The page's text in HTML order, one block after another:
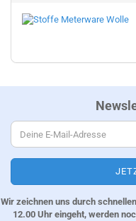
Wir zeichnen uns durch
12.00 Uhr eingeht, werden